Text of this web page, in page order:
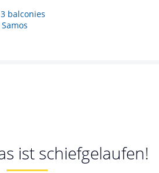
balconies
ist schiefgelaufen!